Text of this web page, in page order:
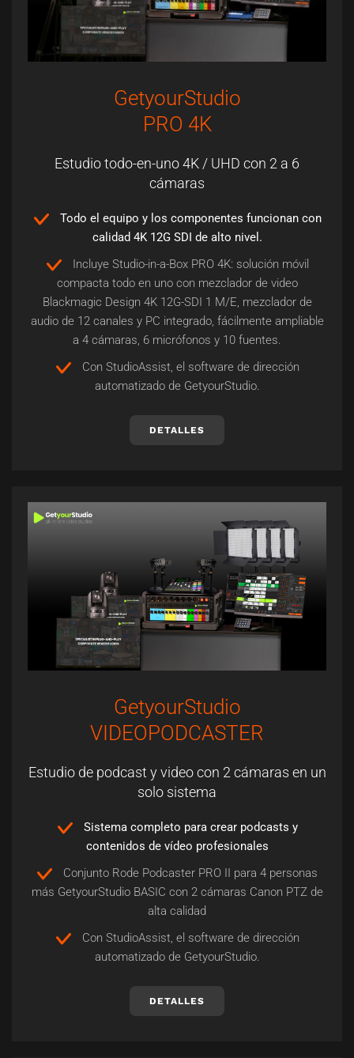
GetyourStudio
PRO 4K
Estudio todo-en-uno 4K / UHD con 2 a 6
cámaras
Todo el equipo y los componentes funcionan con
calidad 4K 12G SDI de alto nivel.
Incluye Studio-in-a-Box PRO 4K: solución móvil
compacta todo en uno con mezclador de video
Blackmagic Design 4K 12G-SDI 1 M/E, mezclador de
audio de 12 canales y PC integrado, fácilmente ampliable
a 4 cámaras, 6 micrófonos y 10 fuentes.
Con StudioAssist, el software de dirección
automatizado de GetyourStudio.
DETALLES
GetyourStudio
VIDEOPODCASTER
Estudio de podcast y video con 2 cámaras en un
solo sistema
Sistema completo para crear podcasts y
contenidos de vídeo profesionales
Conjunto Rode Podcaster PRO II para 4 personas
más GetyourStudio BASIC con 2 cámaras Canon PTZ de
alta calidad
Con StudioAssist, el software de dirección
automatizado de GetyourStudio.
DETALLES